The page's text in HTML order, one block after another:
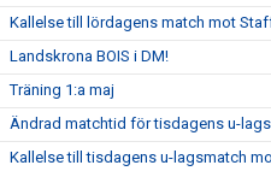
Kallelse till lördagens match mot
Landskrona BOIS i DM!
Träning 1:a maj
Ändrad matchtid för tisdagens u-
Kallelse till tisdagens u-lagsmatch